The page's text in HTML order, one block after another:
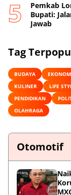
Pemkab
Bupati:
Jawab
Tag
BUDAYA
KULINER
LIFE
PENDIDIKAN
OLAHRAGA
Otomotif